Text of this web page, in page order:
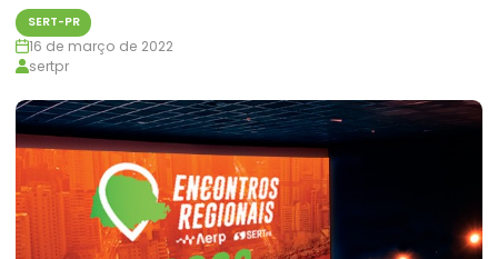
SERT-PR
16 de março de 2022
sertpr